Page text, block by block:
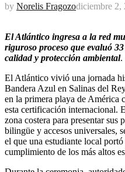
by Norelis Fragozodiciembre 2,
El Atlántico ingresa a la red
riguroso proceso que evaluó
calidad y protección ambiental.
El Atlántico vivió una jornada
Bandera Azul en Salinas del
en la primera playa de América
esta certificación internacional.
zona costera para presentar sus
bilingüe y accesos universales,
el que una estudiante local
cumplimiento de los más altos